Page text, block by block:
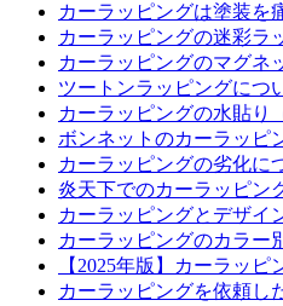
カーラッピングは塗装を
カーラッピングの迷彩ラ
カーラッピングのマグネ
ツートンラッピングにつ
カーラッピングの水貼り
ボンネットのカーラッピ
カーラッピングの劣化に
炎天下でのカーラッピン
カーラッピングとデザイ
カーラッピングのカラー
【2025年版】カーラッピ
カーラッピングを依頼し